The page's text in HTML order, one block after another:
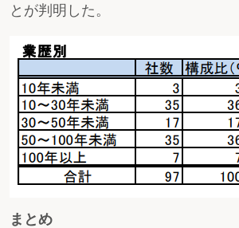
とが判明した。
まとめ